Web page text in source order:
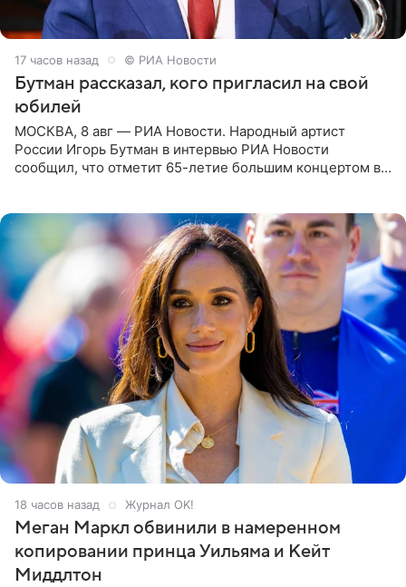
17 часов назад © РИА Новости
Бутман рассказал, кого пригласил на свой
юбилей
МОСКВА, 8 авг — РИА Новости. Народный артист
России Игорь Бутман в интервью РИА Новости
сообщил, что отметит 65-летие большим концертом в
18 часов назад Журнал OK!
Меган Маркл обвинили в намеренном
копировании принца Уильяма и Кейт
Миддлтон